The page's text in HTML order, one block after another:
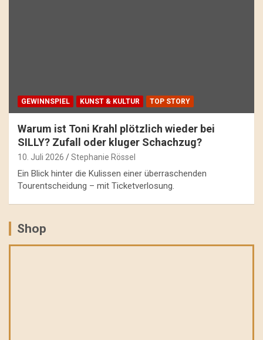
GEWINNSPIEL KUNST & KULTUR TOP STORY
Warum ist Toni Krahl plötzlich wieder bei
SILLY? Zufall oder kluger Schachzug?
10. Juli 2026 Stephanie Rössel
Ein Blick hinter die Kulissen einer überraschenden
Tourentscheidung – mit Ticketverlosung.
Shop